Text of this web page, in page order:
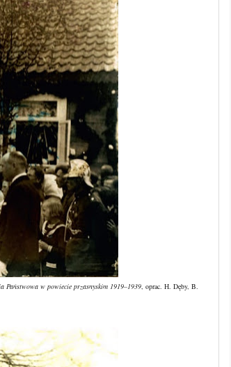
Państwowa w powiecie przasnyskim 1919–1939, oprac. H. Dęby, B.